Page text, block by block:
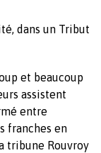
dans un Tribut
et beaucoup
assistent
entre
franches en
tribune Rouvroy